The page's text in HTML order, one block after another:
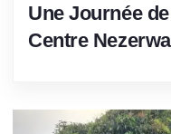
Une Journée
Centre